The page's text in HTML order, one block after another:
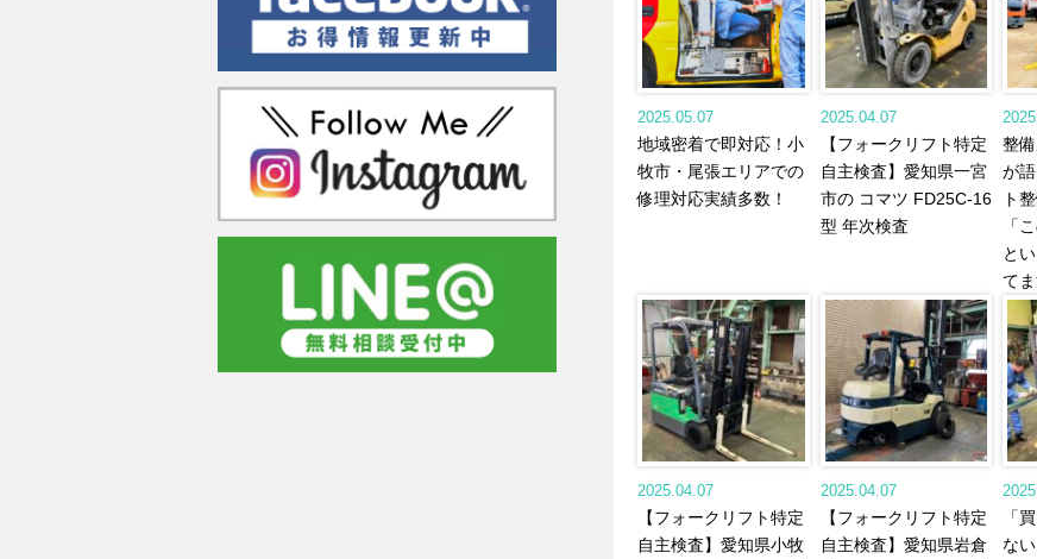
2025.05.07
地域密着で即対応！小
牧市・尾張エリアでの
修理対応実績多数！
2025.04.07
【フォークリフト特定
自主検査】愛知県一宮
市の コマツ FD25C-16
型 年次検査
整
が
ト
「
と
て
2025.04.07
【フォークリフト特定
自主検査】愛知県小牧
2025.04.07
【フォークリフト特定
自主検査】愛知県岩倉
「
な